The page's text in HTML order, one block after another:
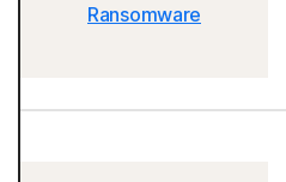
Ransomware